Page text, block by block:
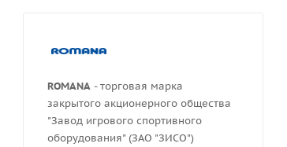
ROMANA - торговая марка
закрытого акционерного общества
"Завод игрового спортивного
оборудования" (ЗАО "ЗИСО")